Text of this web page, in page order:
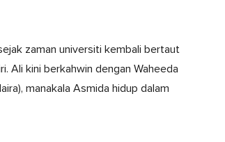
zaman universiti kembali bertaut
Ali kini berkahwin dengan Waheeda
manakala Asmida hidup dalam